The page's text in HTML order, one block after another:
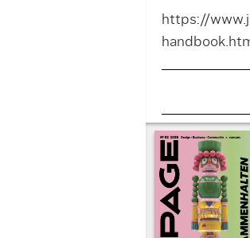
https://